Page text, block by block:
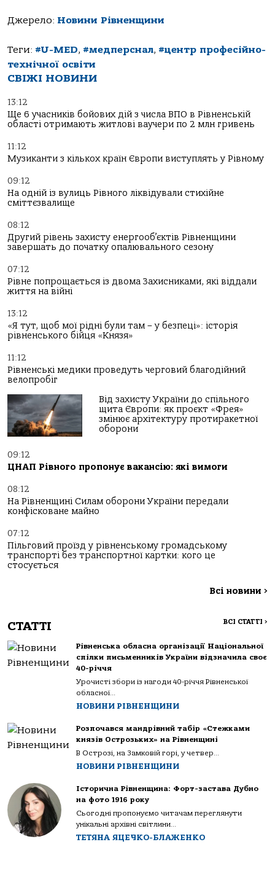
Джерело: Новини Рівненщини
Теги: #U-MED, #медперснал, #центр професійно-
технічної освіти
СВІЖІ НОВИНИ
13:12
Ще 6 учасників бойових дій з числа ВПО в Рівненській
області отримають житлові ваучери по 2 млн гривень
11:12
Музиканти з кількох країн Європи виступлять у Рівному
09:12
На одній із вулиць Рівного ліквідували стихійне
сміттєзвалище
08:12
Другий рівень захисту енергооб’єктів Рівненщини
завершать до початку опалювального сезону
07:12
Рівне попрощається із двома Захисниками, які віддали
життя на війні
13:12
«Я тут, щоб мої рідні були там – у безпеці»: історія
рівненського бійця «Князя»
11:12
Рівненські медики проведуть черговий благодійний
велопробіг
Від захисту України до спільного
щита Європи: як проєкт «Фрея»
змінює архітектуру протиракетної
оборони
09:12
ЦНАП Рівного пропонує вакансію: які вимоги
08:12
На Рівненщині Силам оборони України передали
конфісковане майно
07:12
Пільговий проїзд у рівненському громадському
транспорті без транспортної картки: кого це
стосується
Всі новини >
СТАТТІ ВСІ СТАТТІ >
Рівненська обласна організації Національної
спілки письменників України відзначила своє
40-річчя
Урочисті збори із нагоди 40-річчя Рівненської
обласної...
НОВИНИ РІВНЕНЩИНИ
Розпочався мандрівний табір «Стежками
князів Острозьких» на Рівненщині
В Острозі, на Замковій горі, у четвер...
НОВИНИ РІВНЕНЩИНИ
Історична Рівненщина: Форт-застава Дубно
на фото 1916 року
Сьогодні пропонуємо читачам переглянути
унікальні архівні світлини...
ТЕТЯНА ЯЦЕЧКО-БЛАЖЕНКО